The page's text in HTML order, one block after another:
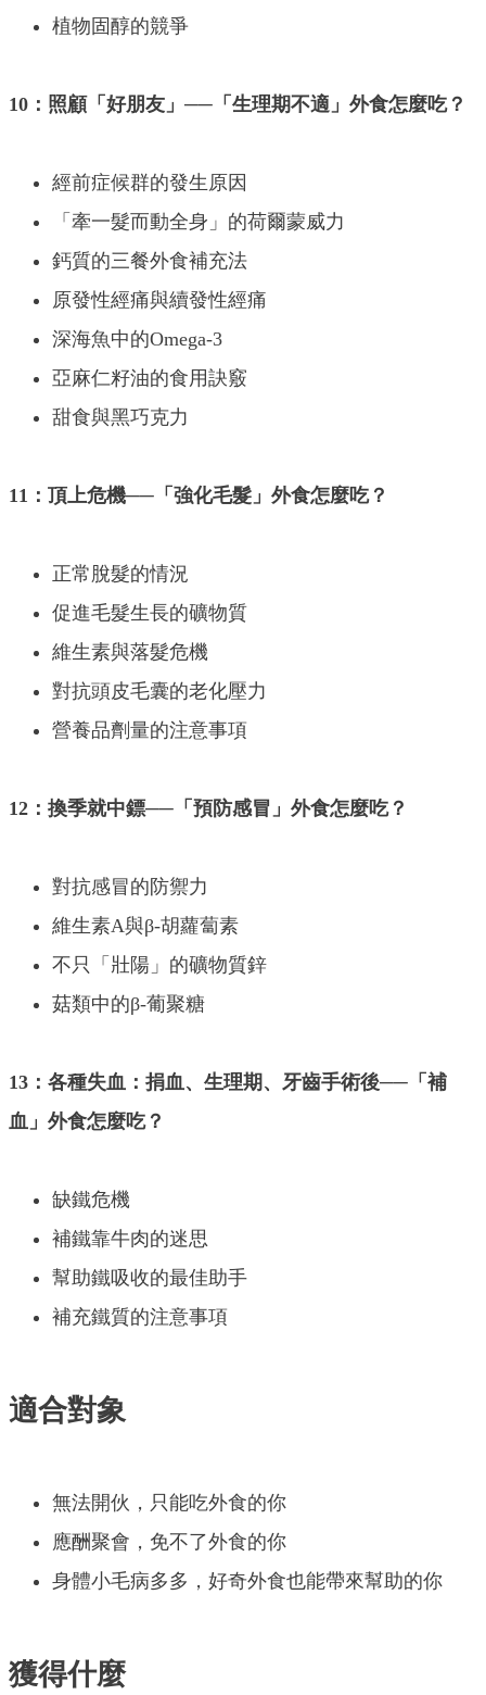
植物固醇的競爭
10：照顧「好朋友」──「生理期不適」外食怎麼吃？
經前症候群的發生原因
「牽一髮而動全身」的荷爾蒙威力
鈣質的三餐外食補充法
原發性經痛與續發性經痛
深海魚中的Omega-3
亞麻仁籽油的食用訣竅
甜食與黑巧克力
11：頂上危機──「強化毛髮」外食怎麼吃？
正常脫髮的情況
促進毛髮生長的礦物質
維生素與落髮危機
對抗頭皮毛囊的老化壓力
營養品劑量的注意事項
12：換季就中鏢──「預防感冒」外食怎麼吃？
對抗感冒的防禦力
維生素A與β-胡蘿蔔素
不只「壯陽」的礦物質鋅
菇類中的β-葡聚糖
13：各種失血：捐血、生理期、牙齒手術後──「補
血」外食怎麼吃？
缺鐵危機
補鐵靠牛肉的迷思
幫助鐵吸收的最佳助手
補充鐵質的注意事項
適合對象
無法開伙，只能吃外食的你
應酬聚會，免不了外食的你
身體小毛病多多，好奇外食也能帶來幫助的你
獲得什麼